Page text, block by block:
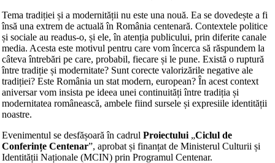
Tema tradiției și a modernității nu este una nouă. Ea se dovedește a fi
însă una extrem de actuală în România centenară. Contextele politice
și sociale au readus-o, și ele, în atenția publicului, prin diferite canale
media. Acesta este motivul pentru care vom încerca să răspundem la
câteva întrebări pe care, probabil, fiecare și le pune. Există o ruptură
între tradiție și modernitate? Sunt corecte valorizările negative ale
tradiției? Este România un stat modern, european? În acest context
aniversar vom insista pe ideea unei continuități între tradiția și
modernitatea românească, ambele fiind sursele și expresiile identității
noastre.
Evenimentul se desfășoară în cadrul Proiectului „Ciclul de
Conferințe Centenar”, aprobat și finanțat de Ministerul Culturii și
Identității Naționale (MCIN) prin Programul Centenar.